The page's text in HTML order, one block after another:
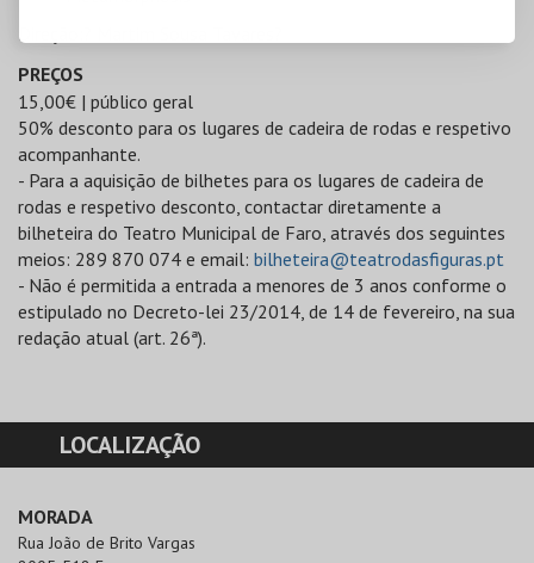
Direção:? Martim Sousa Tavares?
PREÇOS
15,00€ | público geral
50% desconto para os lugares de cadeira de rodas e respetivo
acompanhante.
- Para a aquisição de bilhetes para os lugares de cadeira de
rodas e respetivo desconto, contactar diretamente a
bilheteira do Teatro Municipal de Faro, através dos seguintes
meios: 289 870 074 e email: bilheteira@teatrodasfiguras.pt
- Não é permitida a entrada a menores de 3 anos conforme o
estipulado no Decreto-lei 23/2014, de 14 de fevereiro, na sua
redação atual (art. 26ª).
LOCALIZAÇÃO
MORADA
Rua João de Brito Vargas